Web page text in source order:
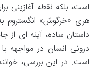
است، بلکه نقطه
هری «خرگوش» انگستروم
درونی انسان در مواجهه
است. در این بررسی،